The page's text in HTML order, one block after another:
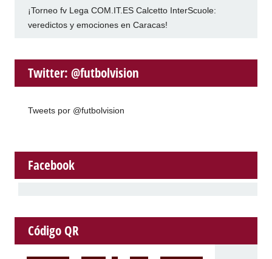
¡Torneo fv Lega COM.IT.ES Calcetto InterScuole:
veredictos y emociones en Caracas!
Twitter: @futbolvision
Tweets por @futbolvision
Facebook
Código QR